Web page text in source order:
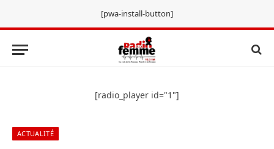
[pwa-install-button]
[radio_player id="1"]
ACTUALITÉ